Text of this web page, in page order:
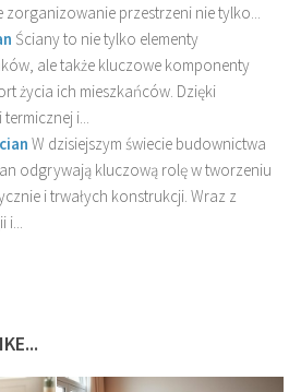
zorganizowanie przestrzeni nie tylko...
Ściany to nie tylko elementy
ale także kluczowe komponenty
życia ich mieszkańców. Dzięki
i...
W dzisiejszym świecie budownictwa
odgrywają kluczową rolę w tworzeniu
i trwałych konstrukcji. Wraz z
i...